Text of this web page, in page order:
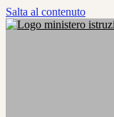
Salta al contenuto